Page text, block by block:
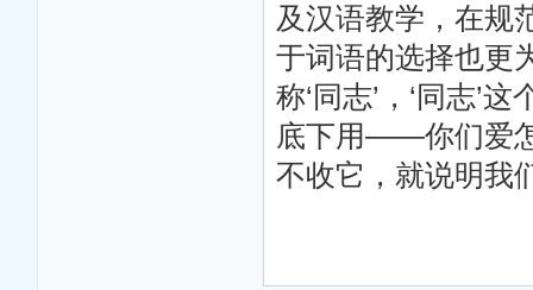
及汉语教学，在规
于词语的选择也更
称‘同志’，‘同志’
底下用——你们爱
不收它，就说明我